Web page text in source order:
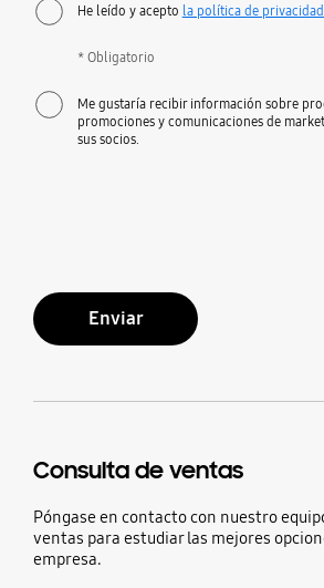
He leído y acepto la política de privacidad
* Obligatorio
Me gustaría recibir información sobre
promociones y comunicaciones de
sus socios.
Enviar
Consulta de ventas
Póngase en contacto con nuestro
ventas para estudiar las mejores
empresa.